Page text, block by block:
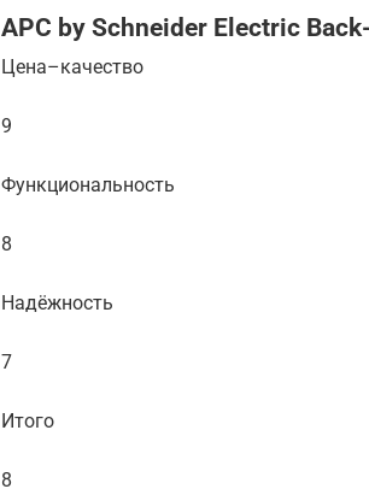
APC by Schneider Electric
Цена–качество
9
Функциональность
8
Надёжность
7
Итого
8